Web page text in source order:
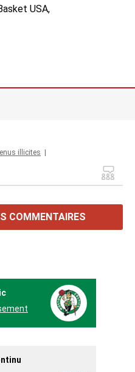
USA,
illicites
COMMENTAIRES